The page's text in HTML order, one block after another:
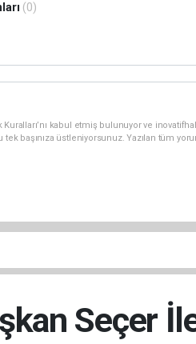
(0)
kabul etmiş bulunuyor ve
tek başınıza üstleniyorsunuz. Yazılan tüm
Seçer